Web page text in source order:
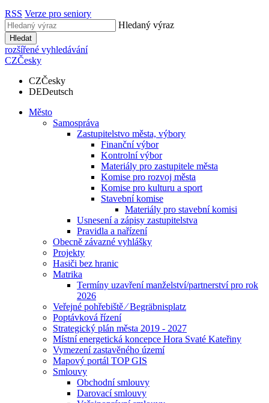
RSS Verze pro seniory
Hledaný výraz
Hledat
rozšířené vyhledávání
CZČesky
CZČesky
DEDeutsch
Město
Samospráva
Zastupitelstvo města, výbory
Finanční výbor
Kontrolní výbor
Materiály pro zastupitele města
Komise pro rozvoj města
Komise pro kulturu a sport
Stavební komise
Materiály pro stavební komisi
Usnesení a zápisy zastupitelstva
Pravidla a nařízení
Obecně závazné vyhlášky
Projekty
Hasiči bez hranic
Matrika
Termíny uzavření manželství/partnerství pro rok
2026
Veřejné pohřebiště ⁄ Begräbnisplatz
Poptávková řízení
Strategický plán města 2019 - 2027
Místní energetická koncepce Hora Svaté Kateřiny
Vymezení zastavěného území
Mapový portál TOP GIS
Smlouvy
Obchodní smlouvy
Darovací smlouvy